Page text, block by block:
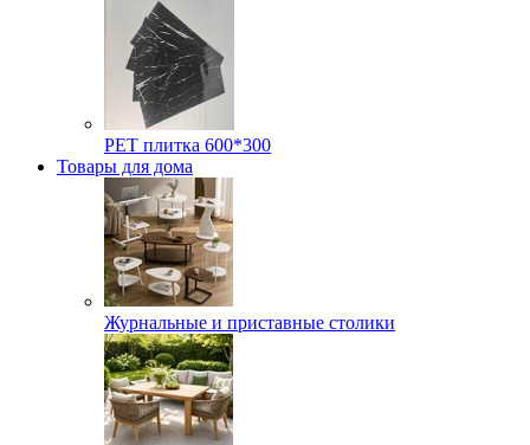
РЕТ плитка 600*300
Товары для дома
Журнальные и приставные столики